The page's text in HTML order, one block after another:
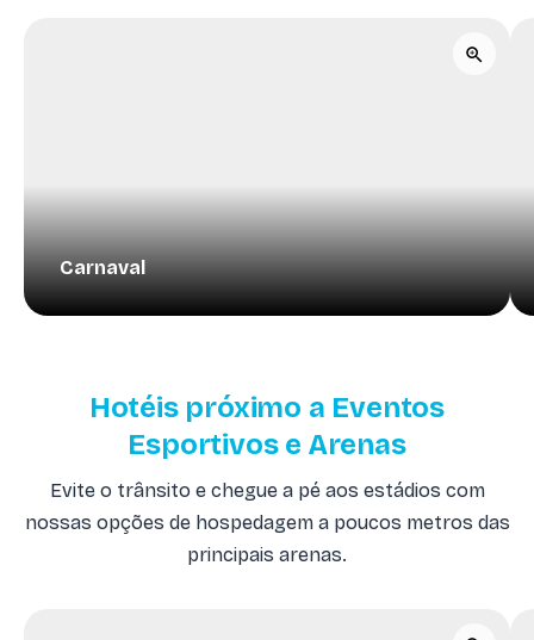
Carnaval
Hotéis próximo a Eventos
Esportivos e Arenas
Evite o trânsito e chegue a pé aos estádios com
nossas opções de hospedagem a poucos metros das
principais arenas.